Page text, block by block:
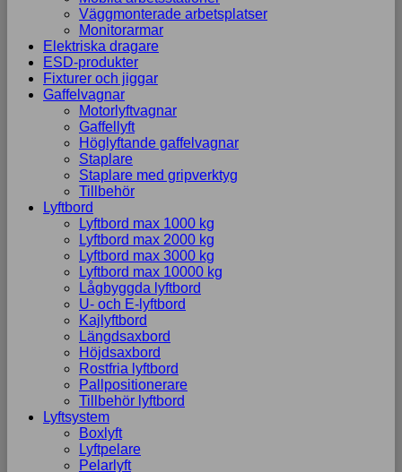
Väggmonterade arbetsplatser
Monitorarmar
Elektriska dragare
ESD-produkter
Fixturer och jiggar
Gaffelvagnar
Motorlyftvagnar
Gaffellyft
Höglyftande gaffelvagnar
Staplare
Staplare med gripverktyg
Tillbehör
Lyftbord
Lyftbord max 1000 kg
Lyftbord max 2000 kg
Lyftbord max 3000 kg
Lyftbord max 10000 kg
Lågbyggda lyftbord
U- och E-lyftbord
Kajlyftbord
Längdsaxbord
Höjdsaxbord
Rostfria lyftbord
Pallpositionerare
Tillbehör lyftbord
Lyftsystem
Boxlyft
Lyftpelare
Pelarlyft